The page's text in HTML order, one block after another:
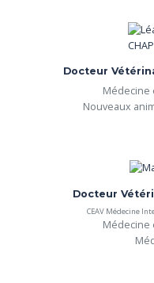
Docteur
Médecine
Nouveaux
Docteur
CEAV Médecine
Médecine